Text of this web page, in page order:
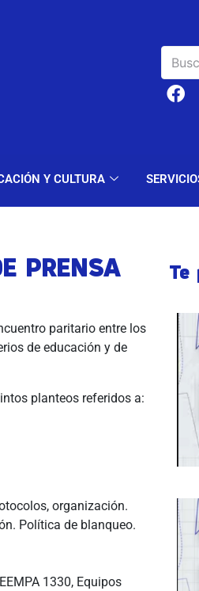
Y CULTURA
DE TRABAJO
PRENSA
paritario entre los
de educación y de
planteos referidos a:
organización.
Política de blanqueo.
1330, Equipos
Te